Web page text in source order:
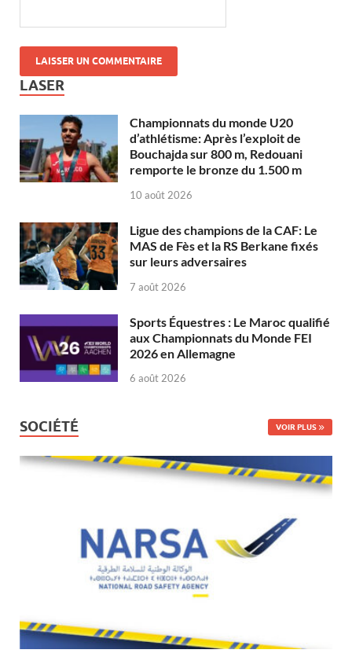
LASER
Championnats du monde U20
d’athlétisme: Après l’exploit de
Bouchajda sur 800 m, Redouani
remporte le bronze du 1.500 m
10 août 2026
Ligue des champions de la CAF: Le
MAS de Fès et la RS Berkane fixés
sur leurs adversaires
7 août 2026
Sports Équestres : Le Maroc qualifié
aux Championnats du Monde FEI
2026 en Allemagne
6 août 2026
SOCIÉTÉ VOIR PLUS